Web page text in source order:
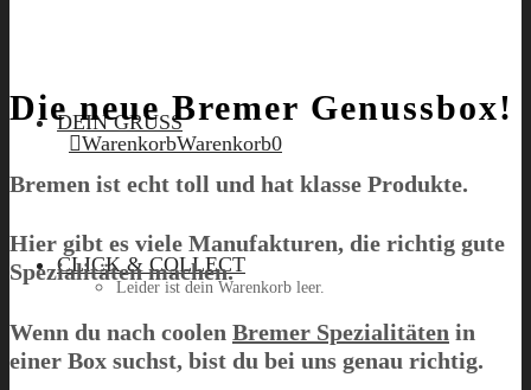
DEIN GRUSS
CLICK & COLLECT
WarenkorbWarenkorb0
Leider ist dein Warenkorb leer.
Die neue Bremer Genussbox!
Bremen ist echt toll und hat klasse Produkte.
Hier gibt es viele Manufakturen, die richtig gute
Spezialitäten machen.
Wenn du nach coolen Bremer Spezialitäten in
einer Box suchst, bist du bei uns genau richtig.